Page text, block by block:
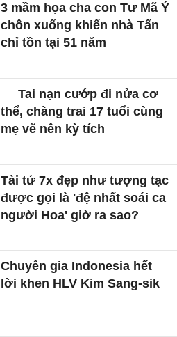
3 mầm họa cha con Tư Mã Ý
chôn xuống khiến nhà Tấn
chỉ tồn tại 51 năm
Tai nạn cướp đi nửa cơ
thể, chàng trai 17 tuổi cùng
mẹ vẽ nên kỳ tích
Tài tử 7x đẹp như tượng tạc
được gọi là 'đệ nhất soái ca
người Hoa' giờ ra sao?
Chuyên gia Indonesia hết
lời khen HLV Kim Sang-sik